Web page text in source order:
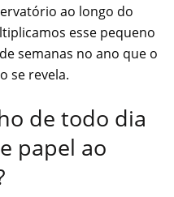
ao longo do
esse pequeno
semanas no ano que o
se revela.
de todo dia
papel ao